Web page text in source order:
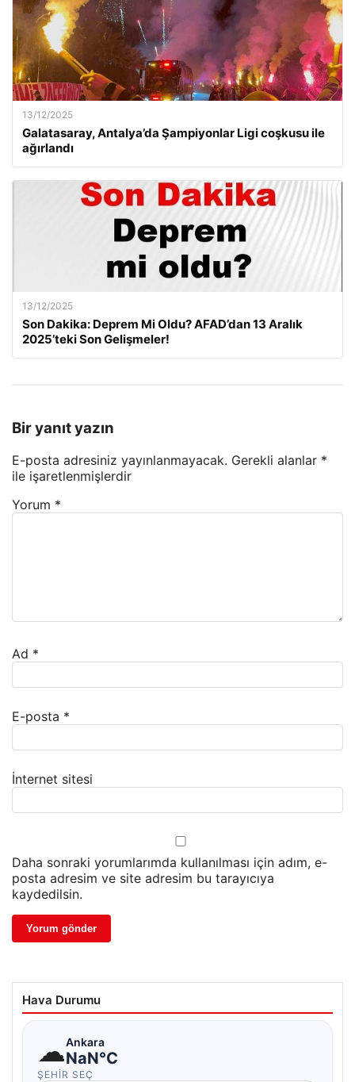
13/12/2025
Galatasaray, Antalya’da Şampiyonlar Ligi coşkusu ile
ağırlandı
13/12/2025
Son Dakika: Deprem Mi Oldu? AFAD’dan 13 Aralık
2025’teki Son Gelişmeler!
Bir yanıt yazın
E-posta adresiniz yayınlanmayacak. Gerekli alanlar *
ile işaretlenmişlerdir
Yorum *
Ad *
E-posta *
İnternet sitesi
Daha sonraki yorumlarımda kullanılması için adım, e-
posta adresim ve site adresim bu tarayıcıya
kaydedilsin.
Hava Durumu
☁Ankara
NaN°C
ŞEHIR SEÇ